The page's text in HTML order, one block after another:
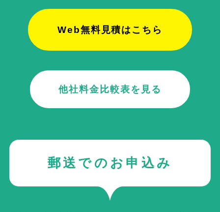
Web無料見積はこちら
他社料金比較表を見る
郵送でのお申込み